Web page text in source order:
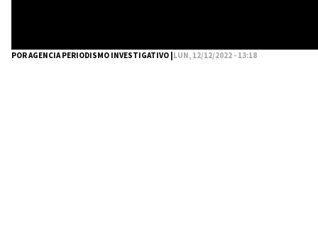
POR AGENCIA PERIODISMO INVESTIGATIVO | LUN, 12/12/2022 - 13:18